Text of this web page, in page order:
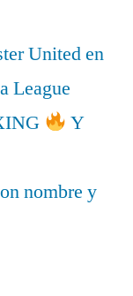
United en
League
Y
nombre y